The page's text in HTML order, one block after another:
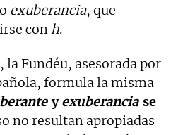
exuberancia, que
conh.
la Fundéu, asesorada por
formula la misma
yexuberancia se
no resultan apropiadas